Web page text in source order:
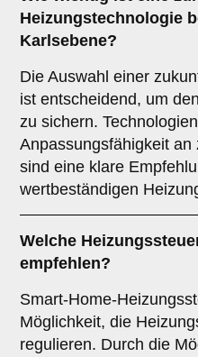
Heizungstechnologie
Karlsebene?
Die Auswahl einer
ist entscheidend, um
zu sichern.
Anpassungsfähigkeit
sind eine klare
wertbeständigen
Welche
empfehlen?
Smart-Home-
Möglichkeit, die
regulieren. Durch die